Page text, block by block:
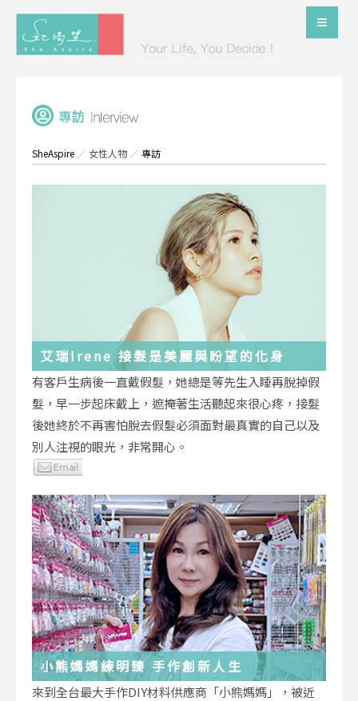
SheAspire ／ 女性人物／專訪
艾瑞Irene 接髮是美麗與盼望的化身
有客戶生病後一直戴假髮，她總是等先生入睡再脫掉假
髮，早一步起床戴上，遮掩著生活聽起來很心疼，接髮
後她終於不再害怕脫去假髮必須面對最真實的自己以及
別人注視的眼光，非常開心。
小熊媽媽練明臻 手作創新人生
來到全台最大手作DIY材料供應商「小熊媽媽」，被近